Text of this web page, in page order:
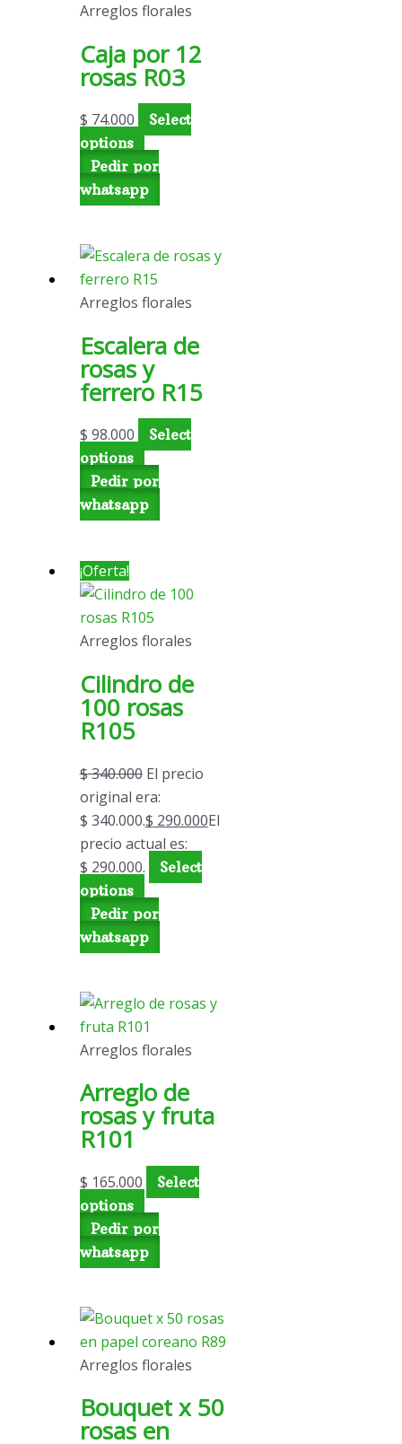
Arreglos florales
Caja por 12
rosas R03
$ 74.000
Select
options
Pedir por
whatsapp
Arreglos florales
Escalera de
rosas y
ferrero R15
$ 98.000
Select
options
Pedir por
whatsapp
¡Oferta!
Arreglos florales
Cilindro de
100 rosas
R105
$340.000 El precio
original era:
$ 340.000.$ 290.000El
precio actual es:
$ 290.000.
Select
options
Pedir por
whatsapp
Arreglos florales
Arreglo de
rosas y fruta
R101
$ 165.000
Select
options
Pedir por
whatsapp
Arreglos florales
Bouquet x 50
rosas en